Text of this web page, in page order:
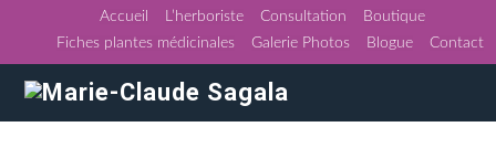
Accueil L’herboriste Consultation
Boutique
Fiches plantes médicinales
Galerie Photos Blogue Contact